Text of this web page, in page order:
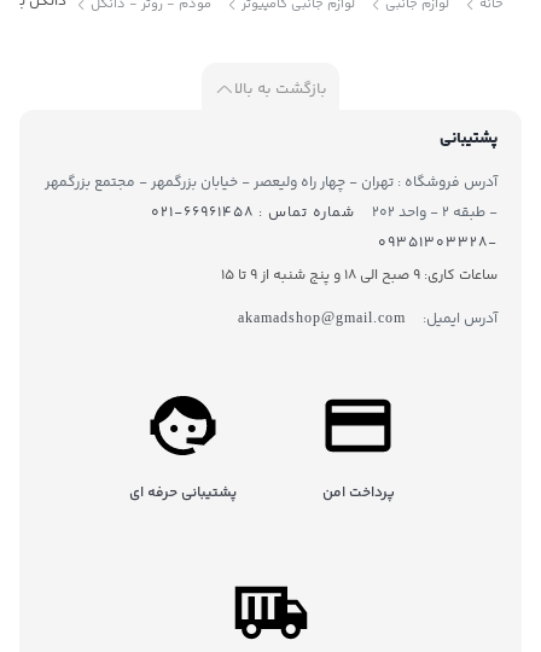
خانه لوازم جانبی لوازم جانبی کامپیوتر مودم - روتر - دانگل
بازگشت به بالا
پشتیبانی
آدرس فروشگاه : تهران - چهار راه ولیعصر - خیابان بزرگمهر - مجتمع بزرگمهر
- طبقه ۲ - واحد ۲۰۲
شماره تماس : ۶۶۹۶۱۴۵۸-۰۲۱
-۰۹۳۵۱۳۰۳۳۲۸
ساعات کاری: 9 صبح الی 18 و پنج شنبه از 9 تا ۱5
آدرس ایمیل:
akamadshop@gmail.com
پرداخت امن پشتیبانی حرفه ای